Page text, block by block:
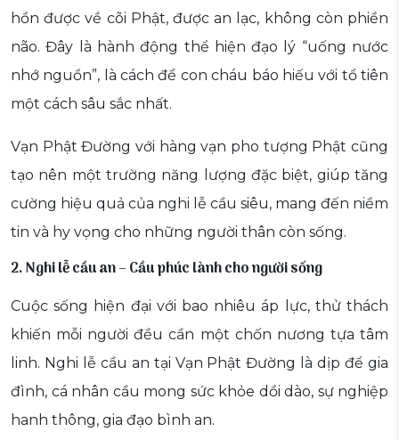
hồn được về cõi Phật, được an lạc, không còn phiền
não. Đây là hành động thể hiện đạo lý “uống nước
nhớ nguồn”, là cách để con cháu báo hiếu với tổ tiên
một cách sâu sắc nhất.
Vạn Phật Đường với hàng vạn pho tượng Phật cũng
tạo nên một trường năng lượng đặc biệt, giúp tăng
cường hiệu quả của nghi lễ cầu siêu, mang đến niềm
tin và hy vọng cho những người thân còn sống.
2. Nghi lễ cầu an – Cầu phúc lành cho người sống
Cuộc sống hiện đại với bao nhiêu áp lực, thử thách
khiến mỗi người đều cần một chốn nương tựa tâm
linh. Nghi lễ cầu an tại Vạn Phật Đường là dịp để gia
đình, cá nhân cầu mong sức khỏe dồi dào, sự nghiệp
hanh thông, gia đạo bình an.